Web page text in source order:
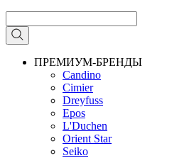
ПРЕМИУМ-БРЕНДЫ
Candino
Cimier
Dreyfuss
Epos
L'Duchen
Orient Star
Seiko